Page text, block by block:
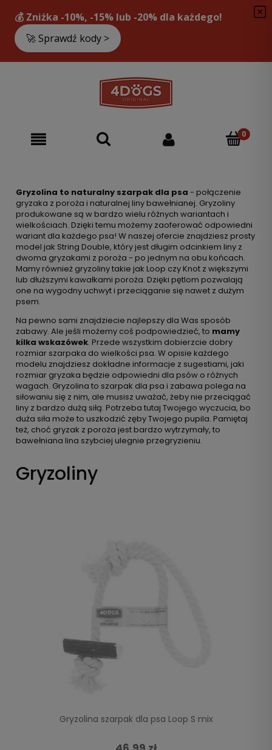
Gryzolina to naturalny szarpak dla psa - połączenie
gryzaka z poroża i naturalnej liny bawełnianej. Gryzoliny
produkowane są w bardzo wielu różnych wariantach i
wielkościach. Dzięki temu możemy zaoferować odpowiedni
wariant dla każdego psa! W naszej ofercie znajdziesz prosty
model jak String Double, który jest długim odcinkiem liny z
dwoma gryzakami z poroża - po jednym na obu końcach.
Mamy również gryzoliny takie jak Loop czy Knot z większymi
lub dłuższymi kawałkami poroża. Dzięki pętlom pozwalają
one na wygodny uchwyt i przeciąganie się nawet z dużym
psem.
Na pewno sami znajdziecie najlepszy dla Was sposób
zabawy. Ale jeśli możemy coś podpowiedzieć, to mamy
kilka wskazówek. Przede wszystkim dobierzcie dobry
rozmiar szarpaka do wielkości psa. W opisie każdego
modelu znajdziesz dokładne informacje z sugestiami, jaki
rozmiar gryzaka będzie odpowiedni dla psów o różnych
wagach. Gryzolina to szarpak dla psa i zabawa polega na
siłowaniu się z nim, ale musisz uważać, żeby nie przeciągać
liny z bardzo dużą siłą. Potrzeba tutaj Twojego wyczucia, bo
duża siła może to uszkodzić zęby Twojego pupila. Pamiętaj
też, choć gryzak z poroża jest bardzo wytrzymały, to
bawełniana lina szybciej ulegnie przegryzieniu.
Gryzoliny
Gryzolina szarpak dla psa Loop S mix